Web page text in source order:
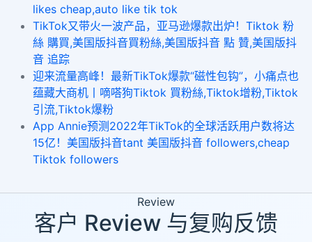
likes cheap,auto like tik tok
TikTok又带火一波产品，亚马逊爆款出炉！Tiktok 粉
絲 購買,美国版抖音買粉絲,美国版抖音 點 贊,美国版抖
音 追踪
迎来流量高峰！最新TikTok爆款“磁性包钩”，小痛点也
蕴藏大商机丨嘀嗒狗Tiktok 買粉絲,Tiktok增粉,Tiktok
引流,Tiktok爆粉
App Annie预测2022年TikTok的全球活跃用户数将达
15亿！美国版抖音tant 美国版抖音 followers,cheap
Tiktok followers
Review
客户 Review 与复购反馈